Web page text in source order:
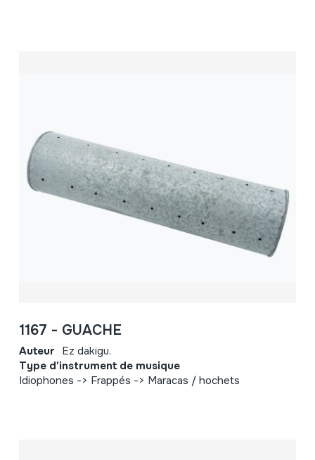
1167 - GUACHE
Auteur Ez dakigu.
Type d'instrument de musique
Idiophones -> Frappés -> Maracas / hochets